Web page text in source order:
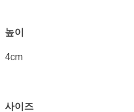
높이
4cm
사이즈